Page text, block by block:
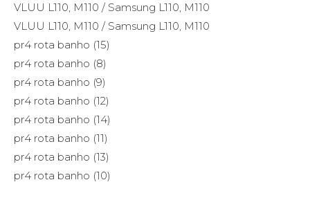
VLUU L110, M110 / Samsung L110, M110
VLUU L110, M110 / Samsung L110, M110
pr4 rota banho (15)
pr4 rota banho (8)
pr4 rota banho (9)
pr4 rota banho (12)
pr4 rota banho (14)
pr4 rota banho (11)
pr4 rota banho (13)
pr4 rota banho (10)